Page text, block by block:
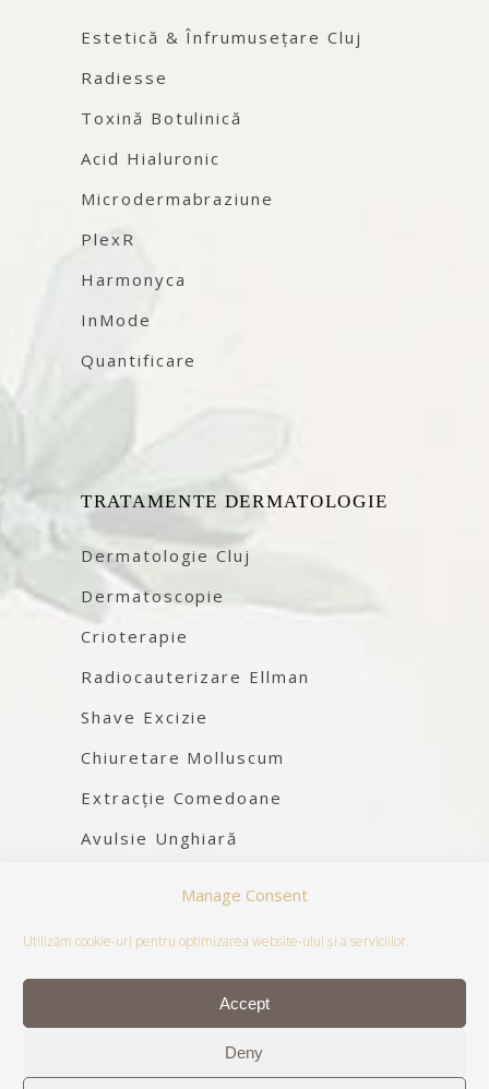
Manage Consent
Utilizăm cookie-uri pentru optimizarea website-ului și a serviciilor.
Accept
Deny
Estetică & Înfrumusețare Cluj
Radiesse
Toxină Botulinică
Acid Hialuronic
Microdermabraziune
PlexR
Harmonyca
InMode
Quantificare
TRATAMENTE DERMATOLOGIE
Dermatologie Cluj
Dermatoscopie
Crioterapie
Radiocauterizare Ellman
Shave Excizie
Chiuretare Molluscum
Extracție Comedoane
Avulsie Unghiară
Copyright @D6 Clinica – operated by